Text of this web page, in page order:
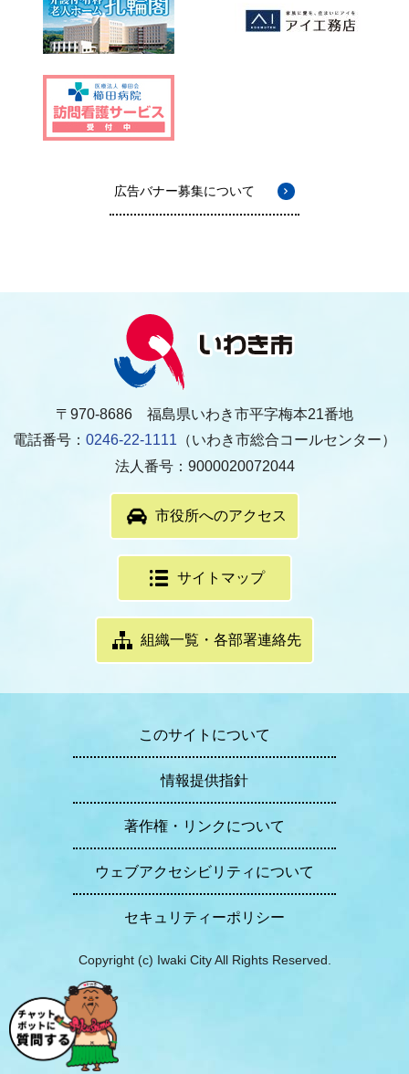
広告バナー募集について
〒970-8686 福島県いわき市平字梅本21番地
電話番号： 0246-22-1111 （いわき市総合コールセンター）
法人番号：9000020072044
市役所へのアクセス
サイトマップ
組織一覧・各部署連絡先
このサイトについて
情報提供指針
著作権・リンクについて
ウェブアクセシビリティについて
セキュリティーポリシー
Copyright (c) Iwaki City All Rights Reserved.